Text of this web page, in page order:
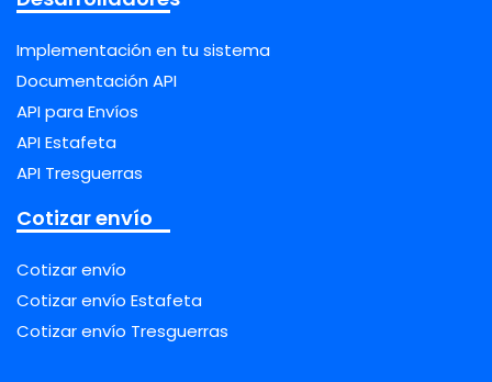
Implementación en tu sistema
Documentación API
API para Envíos
API Estafeta
API Tresguerras
Cotizar envío
Cotizar envío
Cotizar envío Estafeta
Cotizar envío Tresguerras